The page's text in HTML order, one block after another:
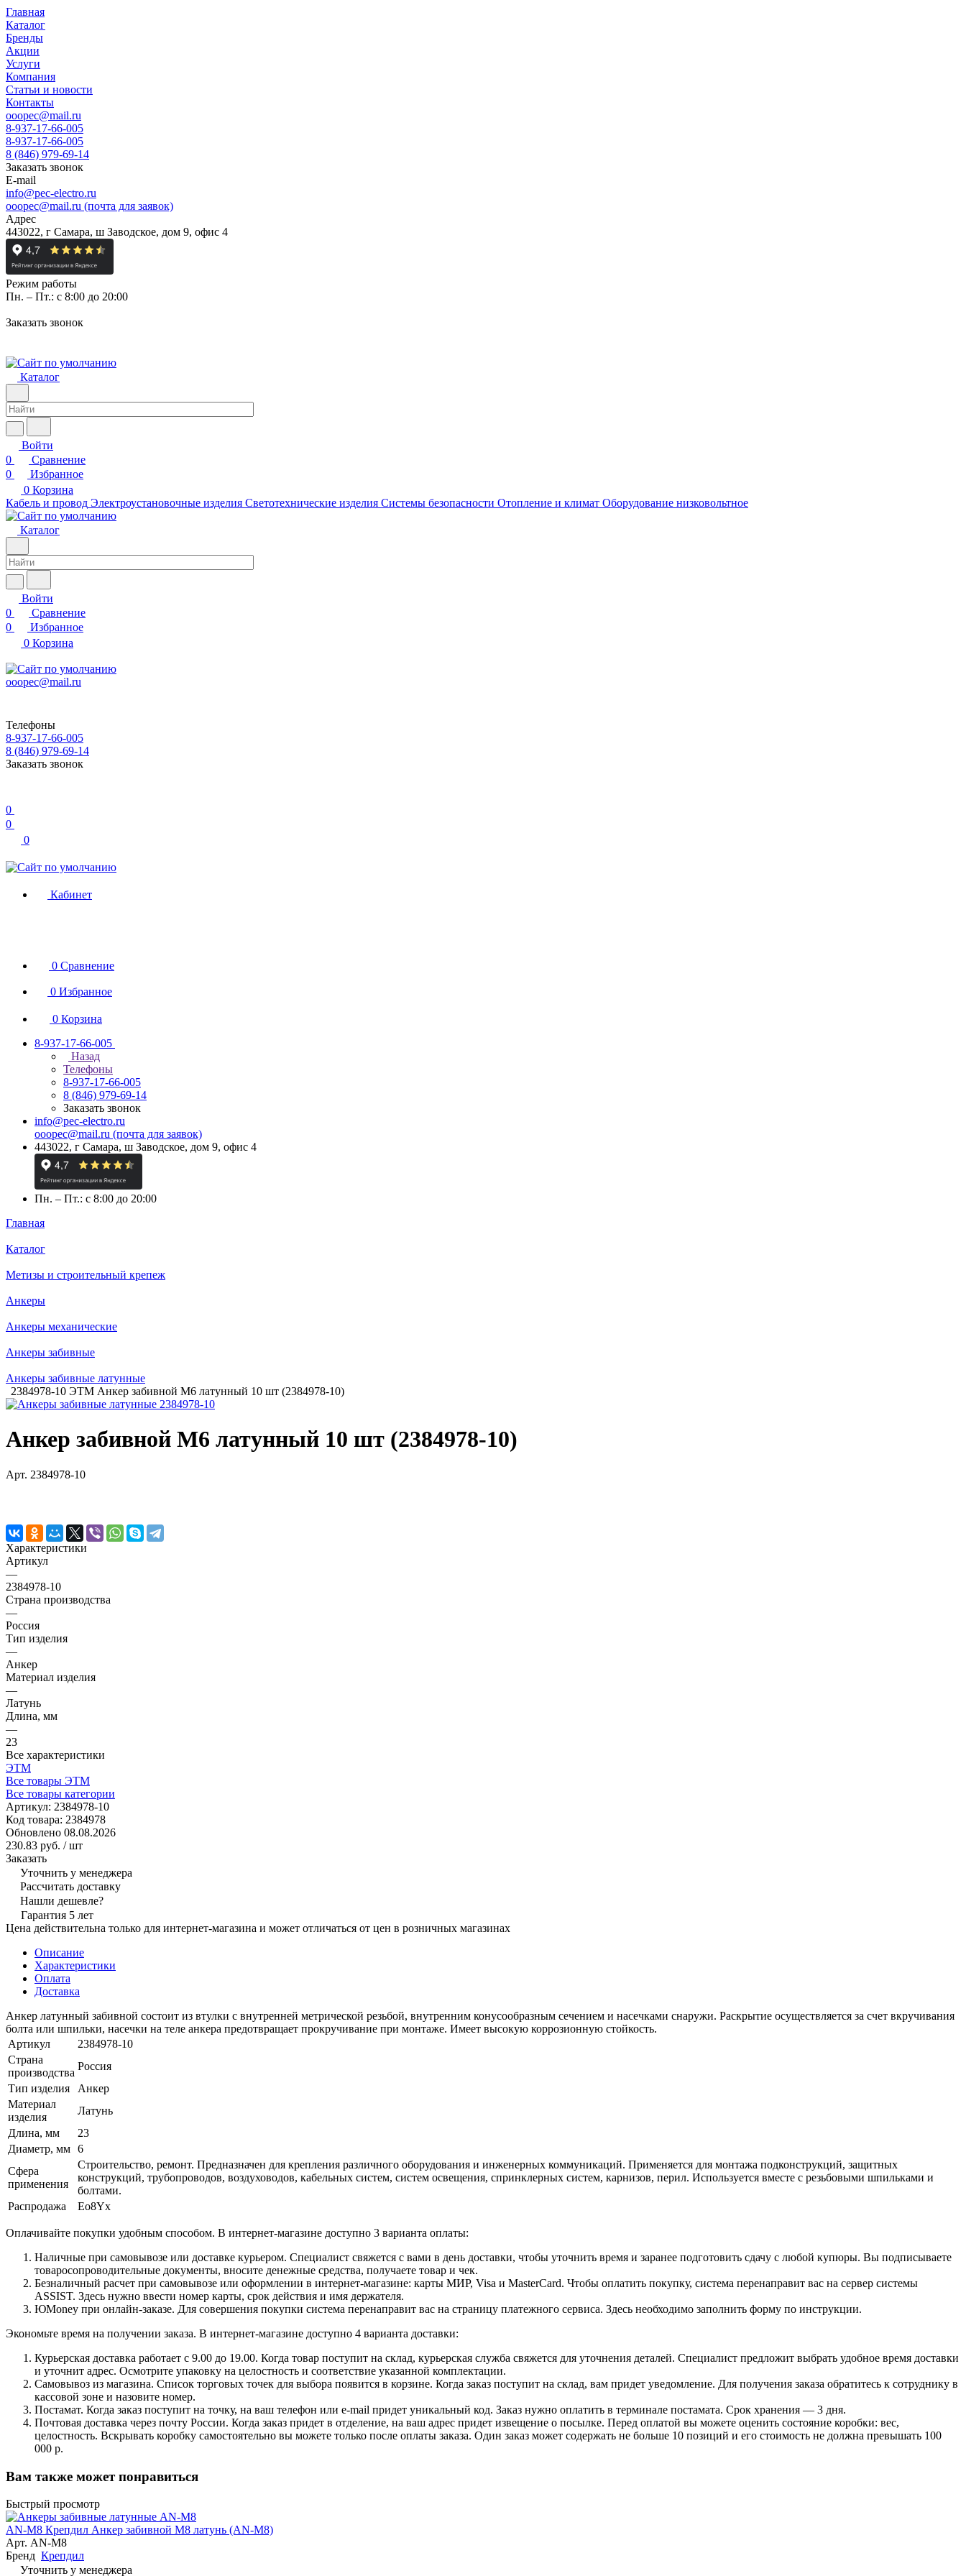
Главная
Каталог
Бренды
Акции
Услуги
Компания
Статьи и новости
Контакты
ooopec@mail.ru
8-937-17-66-005
8-937-17-66-005
8 (846) 979-69-14
Заказать звонок
E-mail
info@pec-electro.ru
ooopec@mail.ru (почта для заявок)
Адрес
443022, г Самара, ш Заводское, дом 9, офис 4
Режим работы
Пн. – Пт.: с 8:00 до 20:00
Заказать звонок
Каталог
Войти
0
Сравнение
0
Избранное
0 Корзина
Кабель и провод Электроустановочные изделия Светотехнические изделия Системы безопасности Отопление и климат Оборудование низковольтное
Каталог
Войти
0
Сравнение
0
Избранное
0 Корзина
ooopec@mail.ru
Телефоны
8-937-17-66-005
8 (846) 979-69-14
Заказать звонок
0
0
0
Кабинет
0 Сравнение
0 Избранное
0 Корзина
8-937-17-66-005
Назад
Телефоны
8-937-17-66-005
8 (846) 979-69-14
Заказать звонок
info@pec-electro.ru
ooopec@mail.ru (почта для заявок)
443022, г Самара, ш Заводское, дом 9, офис 4
Пн. – Пт.: с 8:00 до 20:00
Главная
Каталог
Метизы и строительный крепеж
Анкеры
Анкеры механические
Анкеры забивные
Анкеры забивные латунные
2384978-10 ЭТМ Анкер забивной М6 латунный 10 шт (2384978-10)
Анкер забивной М6 латунный 10 шт (2384978-10)
Арт. 2384978-10
Характеристики
Артикул
—
2384978-10
Страна производства
—
Россия
Тип изделия
—
Анкер
Материал изделия
—
Латунь
Длина, мм
—
23
Все характеристики
ЭТМ
Все товары ЭТМ
Все товары категории
Артикул: 2384978-10
Код товара: 2384978
Обновлено 08.08.2026
230.83 руб. / шт
Заказать
Уточнить у менеджера
Рассчитать доставку
Нашли дешевле?
Гарантия 5 лет
Цена действительна только для интернет-магазина и может отличаться от цен в розничных магазинах
Описание
Характеристики
Оплата
Доставка
Анкер латунный забивной состоит из втулки с внутренней метрической резьбой, внутренним конусообразным сечением и насечками снаружи. Раскрытие осуществляется за счет вкручивания
болта или шпильки, насечки на теле анкера предотвращает прокручивание при монтаже. Имеет высокую коррозионную стойкость.
Артикул
2384978-10
Страна
производства
Россия
Тип изделия
Анкер
Материал
изделия
Латунь
Длина, мм
23
Диаметр, мм 6
Сфера
применения
Строительство, ремонт. Предназначен для крепления различного оборудования и инженерных коммуникаций. Применяется для монтажа подконструкций, защитных
конструкций, трубопроводов, воздуховодов, кабельных систем, систем освещения, спринклерных систем, карнизов, перил. Используется вместе с резьбовыми шпильками и
болтами.
Распродажа
Eo8Yx
Оплачивайте покупки удобным способом. В интернет-магазине доступно 3 варианта оплаты:
Наличные при самовывозе или доставке курьером. Специалист свяжется с вами в день доставки, чтобы уточнить время и заранее подготовить сдачу с любой купюры. Вы подписываете
товаросопроводительные документы, вносите денежные средства, получаете товар и чек.
Безналичный расчет при самовывозе или оформлении в интернет-магазине: карты МИР, Visa и MasterCard. Чтобы оплатить покупку, система перенаправит вас на сервер системы
ASSIST. Здесь нужно ввести номер карты, срок действия и имя держателя.
ЮMoney при онлайн-заказе. Для совершения покупки система перенаправит вас на страницу платежного сервиса. Здесь необходимо заполнить форму по инструкции.
Экономьте время на получении заказа. В интернет-магазине доступно 4 варианта доставки:
Курьерская доставка работает с 9.00 до 19.00. Когда товар поступит на склад, курьерская служба свяжется для уточнения деталей. Специалист предложит выбрать удобное время доставки
и уточнит адрес. Осмотрите упаковку на целостность и соответствие указанной комплектации.
Самовывоз из магазина. Список торговых точек для выбора появится в корзине. Когда заказ поступит на склад, вам придет уведомление. Для получения заказа обратитесь к сотруднику в
кассовой зоне и назовите номер.
Постамат. Когда заказ поступит на точку, на ваш телефон или e-mail придет уникальный код. Заказ нужно оплатить в терминале постамата. Срок хранения — 3 дня.
Почтовая доставка через почту России. Когда заказ придет в отделение, на ваш адрес придет извещение о посылке. Перед оплатой вы можете оценить состояние коробки: вес,
целостность. Вскрывать коробку самостоятельно вы можете только после оплаты заказа. Один заказ может содержать не больше 10 позиций и его стоимость не должна превышать 100
000 р.
Вам также может понравиться
Быстрый просмотр
AN-M8 Крепдил Анкер забивной М8 латунь (AN-M8)
Арт. AN-M8
Бренд Крепдил
Уточнить у менеджера